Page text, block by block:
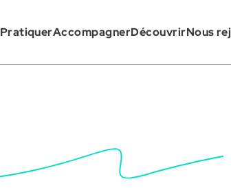
PratiquerAccompagnerDécouvrirNous